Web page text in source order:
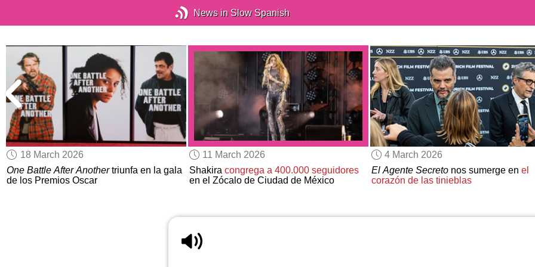
News in Slow Spanish
18 March 2026
One Battle After Anothertriunfa en la gala
de los Premios Oscar
11 March 2026
Shakira congrega a 400.000 seguidores
en el Zócalo de Ciudad de México
4 March 2026
El Agente Secretonos sumerge en el
corazón de las tinieblas